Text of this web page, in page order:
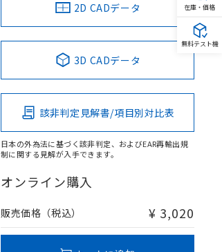
2D CADデータ
3D CADデータ
該非判定見解書/項目別対比表
日本の外為法に基づく該非判定、およびEAR再輸出規
制に関する見解が入手できます。
オンライン購入
販売価格（税込） ¥ 3,020
在庫・価格
無料テスト機